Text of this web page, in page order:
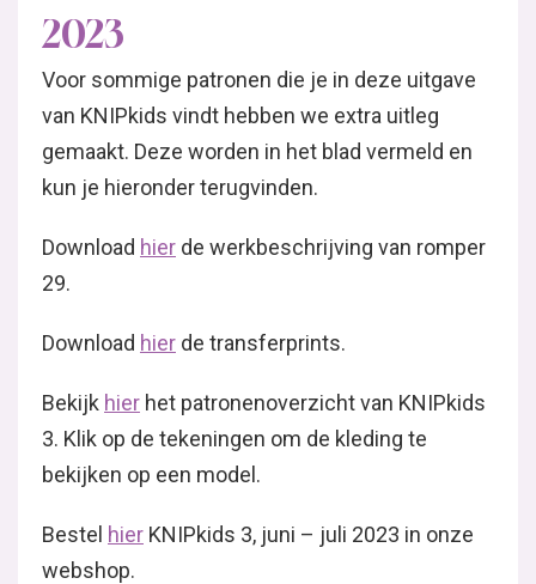
2023
Voor sommige patronen die je in deze uitgave
van KNIPkids vindt hebben we extra uitleg
gemaakt. Deze worden in het blad vermeld en
kun je hieronder terugvinden.
Download hier de werkbeschrijving van romper
29.
Download hier de transferprints.
Bekijk hier het patronenoverzicht van KNIPkids
3. Klik op de tekeningen om de kleding te
bekijken op een model.
Bestel hier KNIPkids 3, juni – juli 2023 in onze
webshop.